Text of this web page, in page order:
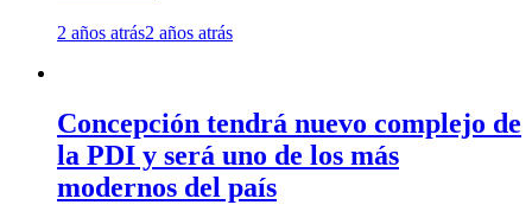
2 años atrás2 años atrás
Concepción tendrá nuevo complejo de
la PDI y será uno de los más
modernos del país